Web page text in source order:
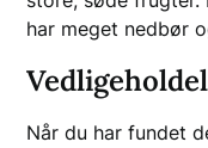
har meget nedbør
Når du har fundet